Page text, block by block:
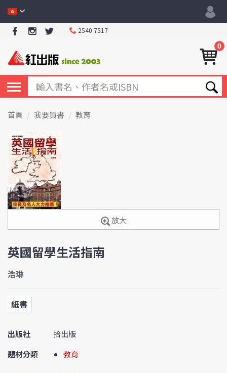
2540 7517
0
首頁 我要買書 教育
放大
英國留學生活指南
浩琳
紙書
出版社
拾出版
題材分類
教育